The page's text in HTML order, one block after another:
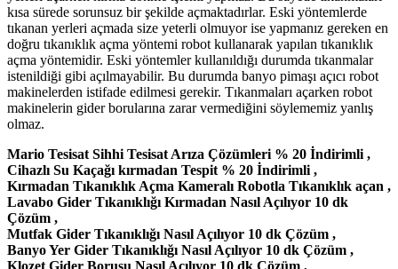
kısa sürede sorunsuz bir şekilde açmaktadırlar. Eski yöntemlerde
tıkanan yerleri açmada size yeterli olmuyor ise yapmanız gereken en
doğru tıkanıklık açma yöntemi robot kullanarak yapılan tıkanıklık
açma yöntemidir. Eski yöntemler kullanıldığı durumda tıkanmalar
istenildiği gibi açılmayabilir. Bu durumda banyo pimaşı açıcı robot
makinelerden istifade edilmesi gerekir. Tıkanmaları açarken robot
makinelerin gider borularına zarar vermediğini söylememiz yanlış
olmaz.
Mario Tesisat Sihhi Tesisat Arıza Çözümleri % 20 İndirimli ,
Cihazlı Su Kaçağı kırmadan Tespit % 20 İndirimli ,
Kırmadan Tıkanıklık Açma Kameralı Robotla Tıkanıklık açan ,
Lavabo Gider Tıkanıklığı Kırmadan Nasıl Açılıyor 10 dk
Çözüm ,
Mutfak Gider Tıkanıklığı Nasıl Açılıyor 10 dk Çözüm ,
Banyo Yer Gider Tıkanıklığı Nasıl Açılıyor 10 dk Çözüm ,
Klozet Gider Borusu Nasıl Açılıyor 10 dk Çözüm ,